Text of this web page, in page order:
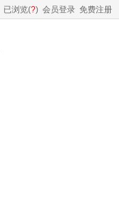
已浏览(?) 会员登录 免费注册